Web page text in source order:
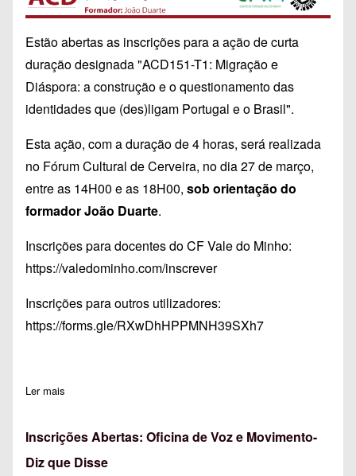
Estão abertas as inscrições para a ação de curta
duração designada "ACD151-T1: Migração e
Diáspora: a construção e o questionamento das
identidades que (des)ligam Portugal e o Brasil".
Esta ação, com a duração de 4 horas, será realizada
no Fórum Cultural de Cerveira, no dia 27 de março,
entre as 14H00 e as 18H00, sob orientação do
formador João Duarte.
Inscrições para docentes do CF Vale do Minho:
https://valedominho.com/inscrever
Inscrições para outros utilizadores:
https://forms.gle/RXwDhHPPMNH39SXh7
Ler mais
Inscrições Abertas: Oficina de Voz e Movimento-
Diz que Disse